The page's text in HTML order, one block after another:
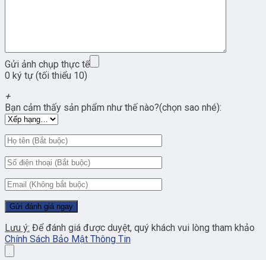
Gửi ảnh chụp thực tế
0 ký tự (tối thiểu 10)
+
Bạn cảm thấy sản phẩm như thế nào?(chọn sao nhé):
Lưu ý: Để đánh giá được duyệt, quý khách vui lòng tham khảo
Chính Sách Bảo Mật Thông Tin